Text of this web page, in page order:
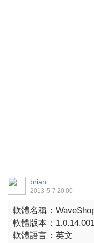
brian
2013-5-7 20:00
軟體名稱：
軟體版本：
軟體語言：英文